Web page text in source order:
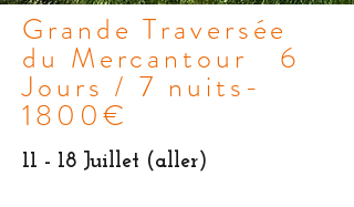
Grande Traversée
du Mercantour 6
Jours / 7 nuits-
1800€
11 - 18 Juillet (aller)